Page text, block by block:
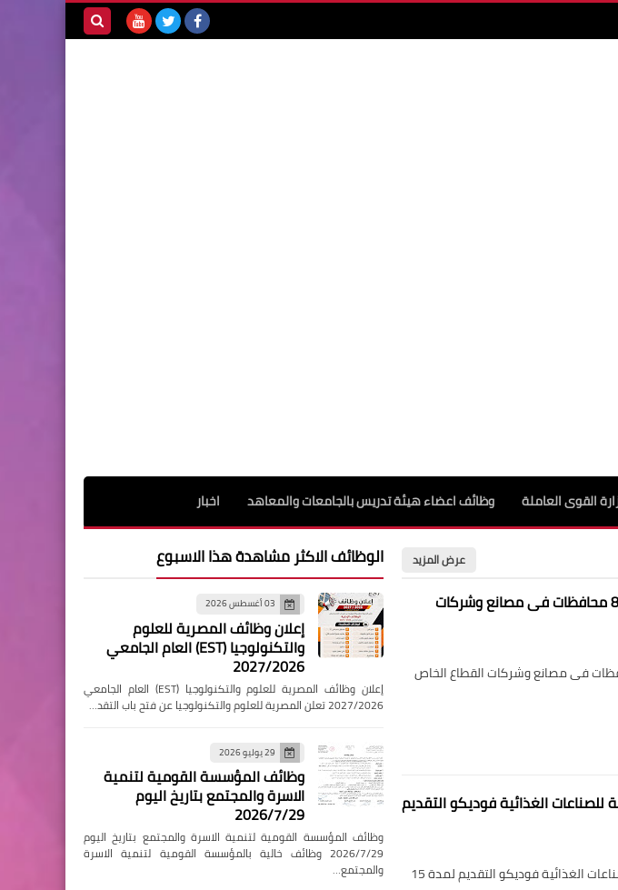
القوى العاملة وظائف اعضاء هيئة تدريس بالجامعات والمعاهد اخبار
عرض المزيد
وزارة العمل تعلن عن وظائف خالية فى 8 محافظات فى مصانع وشركات
تعلن عن وظائف خالية فى 8 محافظات فى مصانع وشركات القطاع الخاص
الغذائية فوديكو التقديم
وظائف خالية بشركة الإسماعيلية الوطنية للصناعات الغذائية فوديكو التقديم لمدة 15
الوظائف الاكثر مشاهدة هذا الاسبوع
03 أغسطس 2026
إعلان وظائف المصرية للعلوم
والتكنولوجيا (EST) العام الجامعي
2027/2026
إعلان وظائف المصرية للعلوم والتكنولوجيا (EST) العام الجامعي
2027/2026 تعلن المصرية للعلوم والتكنولوجيا عن فتح باب التقد…
29 يوليو 2026
وظائف المؤسسة القومية لتنمية
الاسرة والمجتمع بتاريخ اليوم
2026/7/29
وظائف المؤسسة القومية لتنمية الاسرة والمجتمع بتاريخ اليوم
2026/7/29 وظائف خالية بالمؤسسة القومية لتنمية الاسرة
والمجتمع…